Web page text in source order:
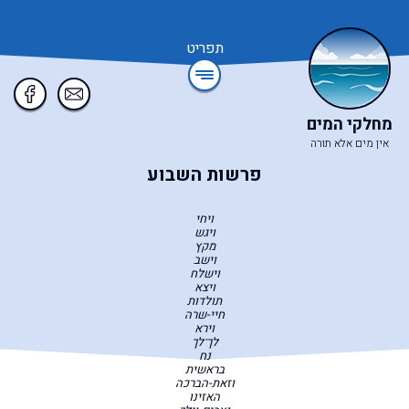
תפריט
מחלקי המים
אין מים אלא תורה
פרשות השבוע
ויחי
ויגש
מקץ
וישב
וישלח
ויצא
תולדות
חיי-שרה
וירא
לך־לך
נח
בראשית
וזאת-הברכה
האזינו